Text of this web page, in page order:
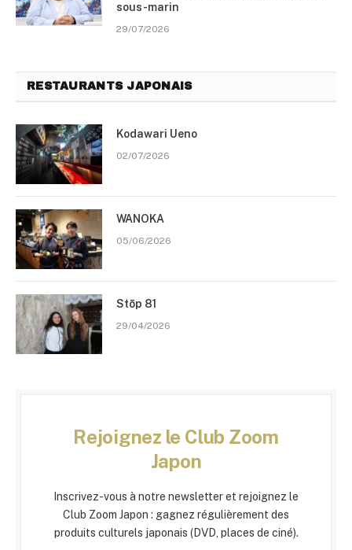
sous-marin
29/07/2026
RESTAURANTS JAPONAIS
Kodawari Ueno
02/07/2026
WANOKA
05/06/2026
Stōp 81
29/04/2026
Rejoignez le Club Zoom
Japon
Inscrivez-vous à notre newsletter et rejoignez le
Club Zoom Japon : gagnez régulièrement des
produits culturels japonais (DVD, places de ciné).